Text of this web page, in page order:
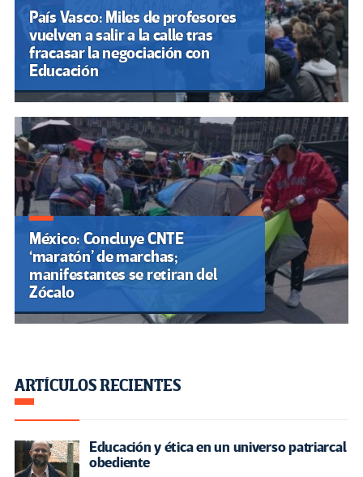
País Vasco: Miles de profesores
vuelven a salir a la calle tras
fracasar la negociación con
Educación
México: Concluye CNTE
‘maratón’ de marchas;
manifestantes se retiran del
Zócalo
ARTÍCULOS RECIENTES
Educación y ética en un universo patriarcal
obediente